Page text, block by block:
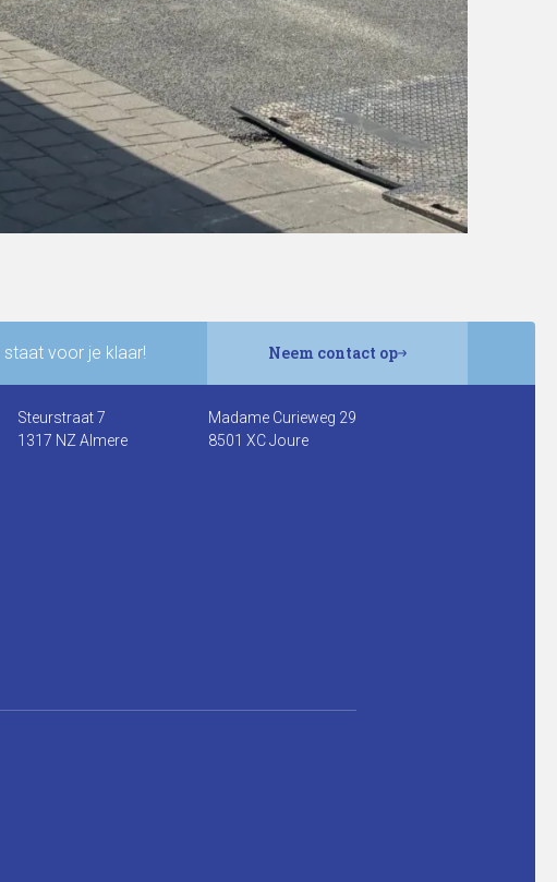
staat voor je klaar! Neem contact op
Steurstraat 7
1317 NZ Almere
Madame Curieweg 29
8501 XC Joure